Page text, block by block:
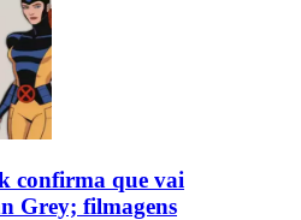
confirma que vai
Grey; filmagens